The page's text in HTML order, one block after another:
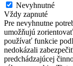
Nevyhnutné
Vždy zapnuté
Pre nevyhnutne
umožňujú
používať funkcie
nedokázali
predchádzajúcej